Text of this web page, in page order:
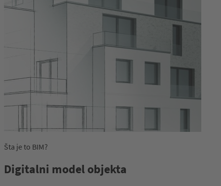
Šta je to BIM?
Digitalni model objekta